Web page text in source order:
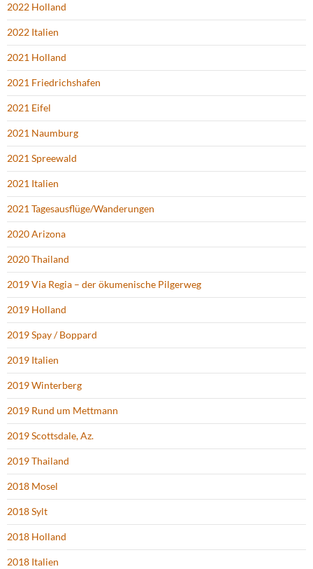
2022 Holland
2022 Italien
2021 Holland
2021 Friedrichshafen
2021 Eifel
2021 Naumburg
2021 Spreewald
2021 Italien
2021 Tagesausflüge/Wanderungen
2020 Arizona
2020 Thailand
2019 Via Regia – der ökumenische Pilgerweg
2019 Holland
2019 Spay / Boppard
2019 Italien
2019 Winterberg
2019 Rund um Mettmann
2019 Scottsdale, Az.
2019 Thailand
2018 Mosel
2018 Sylt
2018 Holland
2018 Italien